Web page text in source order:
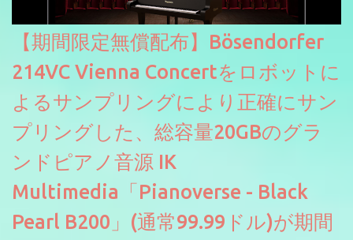
【期間限定無償配布】Bösendorfer
214VC Vienna Concertをロボットに
よるサンプリングにより正確にサン
プリングした、総容量20GBのグラ
ンドピアノ音源 IK
Multimedia「Pianoverse - Black
Pearl B200」(通常99.99ドル)が期間